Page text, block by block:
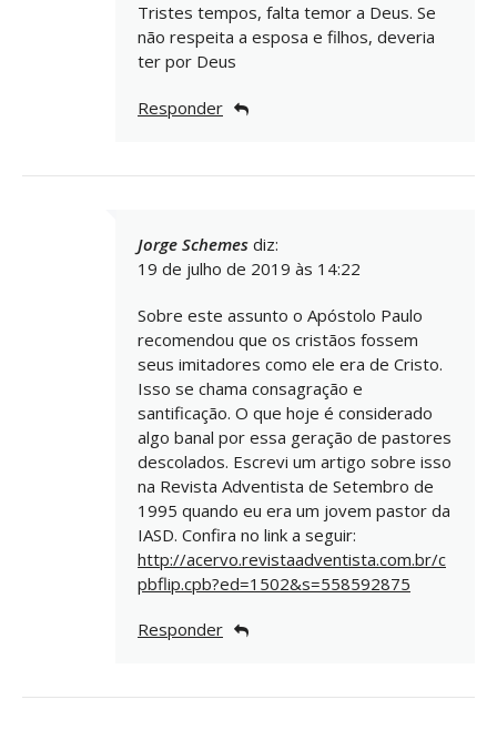
Tristes tempos, falta temor a Deus. Se
não respeita a esposa e filhos, deveria
ter por Deus
Responder
Jorge Schemes diz:
19 de julho de 2019 às 14:22
Sobre este assunto o Apóstolo Paulo
recomendou que os cristãos fossem
seus imitadores como ele era de Cristo.
Isso se chama consagração e
santificação. O que hoje é considerado
algo banal por essa geração de pastores
descolados. Escrevi um artigo sobre isso
na Revista Adventista de Setembro de
1995 quando eu era um jovem pastor da
IASD. Confira no link a seguir:
http://acervo.revistaadventista.com.br/c
pbflip.cpb?ed=1502&s=558592875
Responder